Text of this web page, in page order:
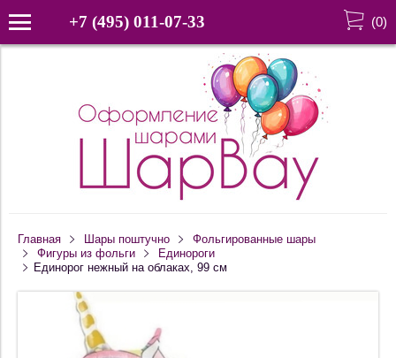
+7 (495) 011-07-33 (0)
Главная Шары поштучно
Фольгированные шары
Фигуры из фольги
Единороги
Единорог нежный на облаках, 99 см